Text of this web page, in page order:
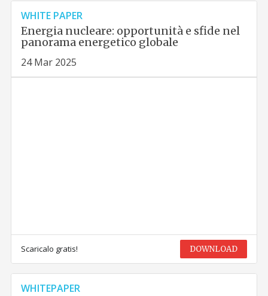
WHITE PAPER
Energia nucleare: opportunità e sfide nel
panorama energetico globale
24 Mar 2025
Scaricalo gratis! DOWNLOAD
WHITEPAPER